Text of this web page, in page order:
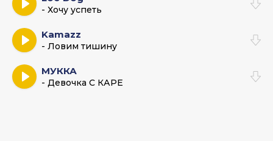
- Хочу успеть
Kamazz
- Ловим тишину
МУККА
- Девочка С КАРЕ